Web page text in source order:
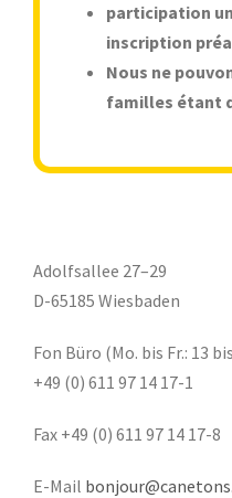
participation
inscription
Nous ne
familles étant
Adolfsallee 27–29
D-65185 Wiesbaden
Fon Büro (Mo. bis Fr.: 13
+49 (0) 611 97 14 17-1
Fax +49 (0) 611 97 14 17-8
E-Mail